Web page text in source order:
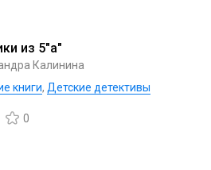
из 5"а"
Калинина
книги, Детские детективы
0